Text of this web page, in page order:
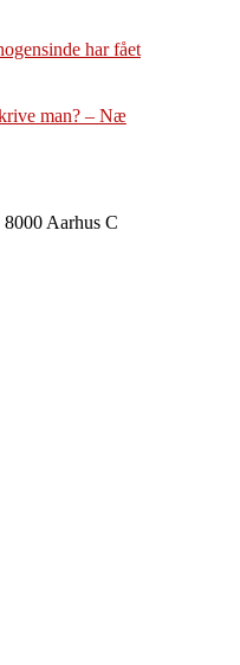
har fået
man? – Næ
Aarhus C